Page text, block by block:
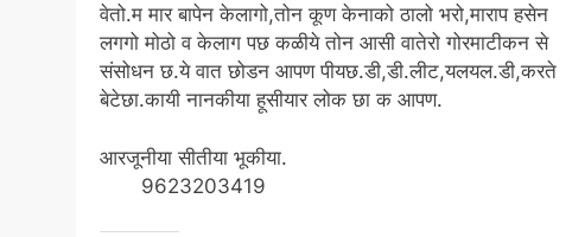
वेतो.म मार बापेन केलागो,तोन कूण केनाको ठालो भरो,माराप हसेन
लगगो मोठो व केलाग पछ कळीये तोन आसी वातेरो गोरमाटीकन से
संसोधन छ.ये वात छोडन आपण पीयछ.डी,डी.लीट,यलयल.डी,करते
बेटेछा.कायी नानकीया हूसीयार लोक छा क आपण.
आरजूनीया सीतीया भूकीया.
9623203419